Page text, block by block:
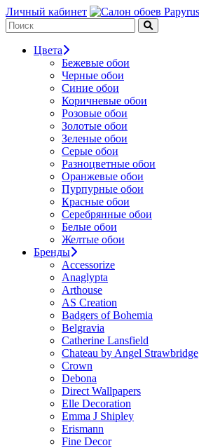
Личный кабинет
Цвета
Бежевые обои
Черные обои
Синие обои
Коричневые обои
Розовые обои
Золотые обои
Зеленые обои
Серые обои
Разноцветные обои
Оранжевые обои
Пурпурные обои
Красные обои
Серебрянные обои
Белые обои
Желтые обои
Бренды
Accessorize
Anaglypta
Arthouse
AS Creation
Badgers of Bohemia
Belgravia
Catherine Lansfield
Chateau by Angel Strawbridge
Crown
Debona
Direct Wallpapers
Elle Decoration
Emma J Shipley
Erismann
Fine Decor